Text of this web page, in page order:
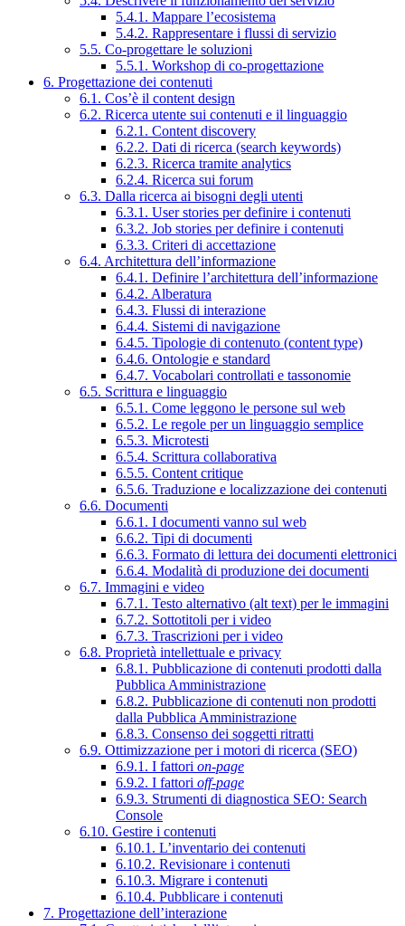
5.4.1. Mappare l’ecosistema
5.4.2. Rappresentare i flussi di servizio
5.5. Co-progettare le soluzioni
5.5.1. Workshop di co-progettazione
6. Progettazione dei contenuti
6.1. Cos’è il content design
6.2. Ricerca utente sui contenuti e il linguaggio
6.2.1. Content discovery
6.2.2. Dati di ricerca (search keywords)
6.2.3. Ricerca tramite analytics
6.2.4. Ricerca sui forum
6.3. Dalla ricerca ai bisogni degli utenti
6.3.1. User stories per definire i contenuti
6.3.2. Job stories per definire i contenuti
6.3.3. Criteri di accettazione
6.4. Architettura dell’informazione
6.4.1. Definire l’architettura dell’informazione
6.4.2. Alberatura
6.4.3. Flussi di interazione
6.4.4. Sistemi di navigazione
6.4.5. Tipologie di contenuto (content type)
6.4.6. Ontologie e standard
6.4.7. Vocabolari controllati e tassonomie
6.5. Scrittura e linguaggio
6.5.1. Come leggono le persone sul web
6.5.2. Le regole per un linguaggio semplice
6.5.3. Microtesti
6.5.4. Scrittura collaborativa
6.5.5. Content critique
6.5.6. Traduzione e localizzazione dei contenuti
6.6. Documenti
6.6.1. I documenti vanno sul web
6.6.2. Tipi di documenti
6.6.3. Formato di lettura dei documenti elettronici
6.6.4. Modalità di produzione dei documenti
6.7. Immagini e video
6.7.1. Testo alternativo (alt text) per le immagini
6.7.2. Sottotitoli per i video
6.7.3. Trascrizioni per i video
6.8. Proprietà intellettuale e privacy
6.8.1. Pubblicazione di contenuti prodotti dalla
Pubblica Amministrazione
6.8.2. Pubblicazione di contenuti non prodotti
dalla Pubblica Amministrazione
6.8.3. Consenso dei soggetti ritratti
6.9. Ottimizzazione per i motori di ricerca (SEO)
6.9.1. I fattori on-page
6.9.2. I fattori off-page
6.9.3. Strumenti di diagnostica SEO: Search
Console
6.10. Gestire i contenuti
6.10.1. L’inventario dei contenuti
6.10.2. Revisionare i contenuti
6.10.3. Migrare i contenuti
6.10.4. Pubblicare i contenuti
7. Progettazione dell’interazione